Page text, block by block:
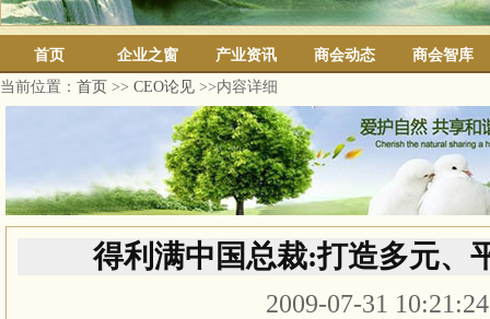
首页 企业之窗 产业资讯 商会动态
商会智库
当前位置： 首页 >> CEO论见 >>内容详细
得利满中国总裁:打造多元、
2009-07-31